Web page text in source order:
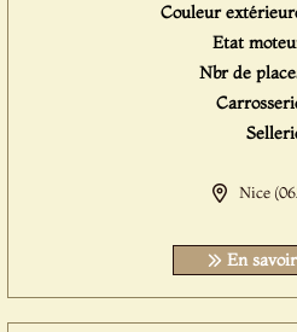
Couleur
Etat
Nbr de
Nice
En